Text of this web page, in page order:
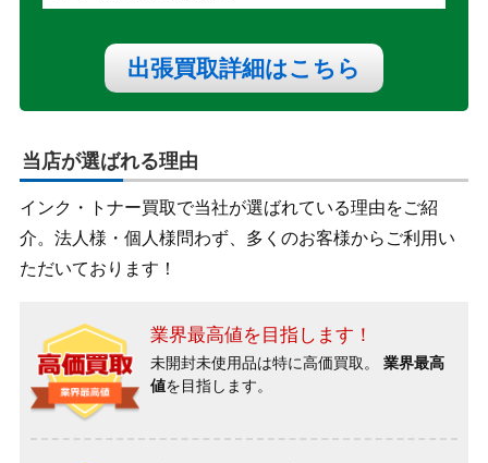
出張買取詳細はこちら
当店が選ばれる理由
インク・トナー買取で当社が選ばれている理由をご紹
介。法人様・個人様問わず、多くのお客様からご利用い
ただいております！
業界最高値を目指します！
未開封未使用品は特に高価買取。 業界最高
値を目指します。